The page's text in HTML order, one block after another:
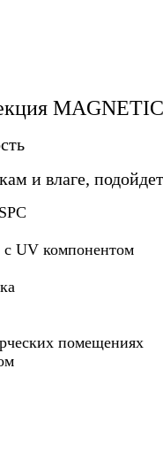
MAGNETIC
и влаге,
UV компонентом
помещениях